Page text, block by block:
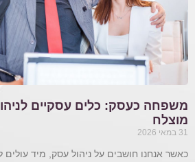
משפחה כעסק: כלים עסקיים
מוצלח
31 במאי 2026
כאשר אנחנו חושבים על ניהול עסק, מיד עולים